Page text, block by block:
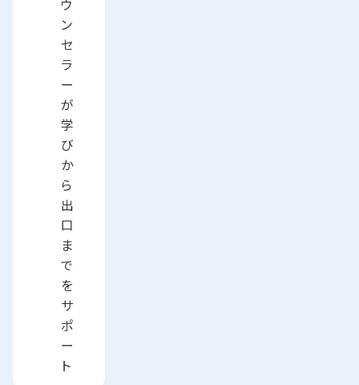
ウ
ン
セ
ラ
ー
が
学
び
か
ら
出
口
ま
で
を
サ
ポ
ー
ト